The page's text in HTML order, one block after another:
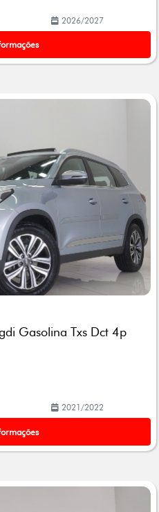
2026/2027
Gasolina Txs Dct 4p
2021/2022